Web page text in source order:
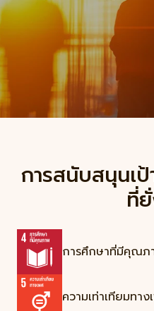
การสนับสนุนเ
ที่
การศึกษาที่มีคุณภ
ความเท่าเทียมทาง